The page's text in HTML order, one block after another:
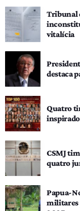
Tribunal
vitalícia
destaca
Quatro
CSMJ
quatro
Papua-
militares